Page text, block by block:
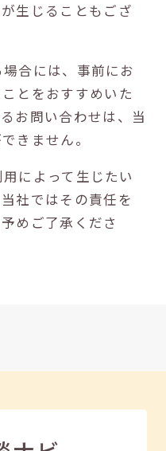
生じることもござ
合には、事前にお
とをおすすめいた
お問い合わせは、当
きません。
によって生じたい
社ではその責任を
めご了承くださ